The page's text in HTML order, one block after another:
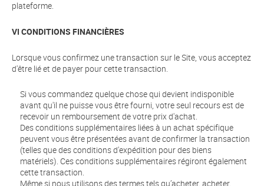
plateforme.
VI CONDITIONS FINANCIÈRES
Lorsque vous confirmez une transaction sur le Site, vous acceptez
d'être lié et de payer pour cette transaction.
Si vous commandez quelque chose qui devient indisponible
avant qu'il ne puisse vous être fourni, votre seul recours est de
recevoir un remboursement de votre prix d'achat.
Des conditions supplémentaires liées à un achat spécifique
peuvent vous être présentées avant de confirmer la transaction
(telles que des conditions d'expédition pour des biens
matériels). Ces conditions supplémentaires régiront également
cette transaction.
Même si nous utilisons des termes tels qu’acheter, acheter,